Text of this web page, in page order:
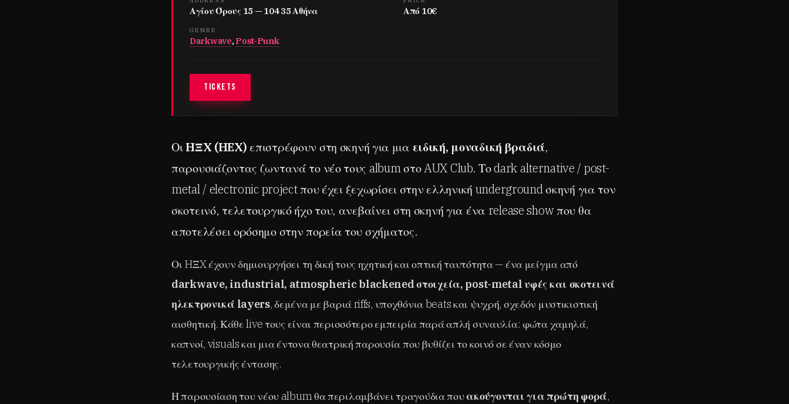
Αγίου Όρους 15 — 104 35 Αθήνα Από 10€
GENRE
Darkwave, Post-Punk
TICKETS
ΟιHΞX (HEX)επιστρέφουν στη σκηνή για μια ειδική, μοναδική βραδιά,
παρουσιάζοντας ζωντανά το νέο τους album στο AUX Club. Το dark alternative / post-
metal / electronic project που έχει ξεχωρίσει στην ελληνική underground σκηνή για τον
σκοτεινό, τελετουργικό ήχο του, ανεβαίνει στη σκηνή για ένα release show που θα
αποτελέσει ορόσημο στην πορεία του σχήματος.
Οι HΞX έχουν δημιουργήσει τη δική τους ηχητική και οπτική ταυτότητα — ένα μείγμα από
darkwave, industrial, atmospheric blackened στοιχεία, post-metal υφές και σκοτεινά
ηλεκτρονικά layers, δεμένα με βαριά riffs, υποχθόνια beats και ψυχρή, σχεδόν μυστικιστική
αισθητική. Κάθε live τους είναι περισσότερο εμπειρία παρά απλή συναυλία: φώτα χαμηλά,
καπνοί, visuals και μια έντονα θεατρική παρουσία που βυθίζει το κοινό σε έναν κόσμο
τελετουργικής έντασης.
Η παρουσίαση του νέου album θα περιλαμβάνει τραγούδια πουακούγονται για πρώτη φορά,